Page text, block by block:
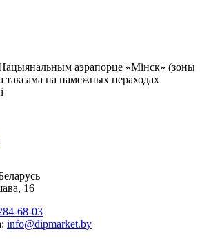
аэрапорце «Мінск» (зоны
таксама на памежных пераходах
16
68-03
info@dipmarket.by